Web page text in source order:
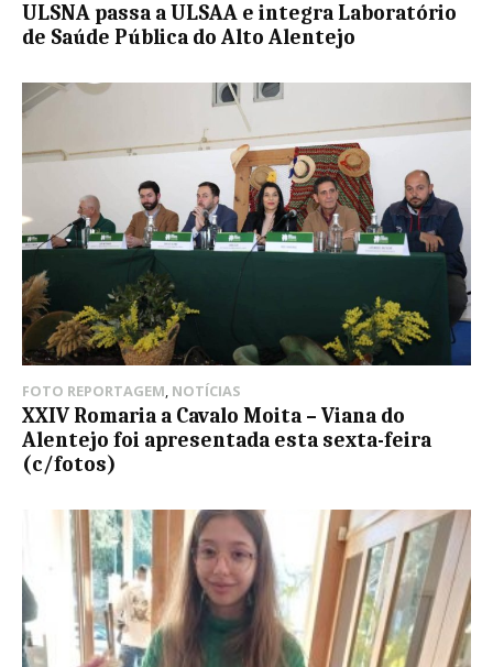
ULSNA passa a ULSAA e integra Laboratório
de Saúde Pública do Alto Alentejo
FOTO REPORTAGEM, NOTÍCIAS
XXIV Romaria a Cavalo Moita – Viana do
Alentejo foi apresentada esta sexta-feira
(c/fotos)